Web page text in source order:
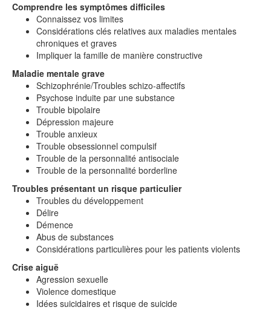
Comprendre les symptômes difficiles
Connaissez vos limites
Considérations clés relatives aux maladies mentales
chroniques et graves
Impliquer la famille de manière constructive
Maladie mentale grave
Schizophrénie/Troubles schizo-affectifs
Psychose induite par une substance
Trouble bipolaire
Dépression majeure
Trouble anxieux
Trouble obsessionnel compulsif
Trouble de la personnalité antisociale
Trouble de la personnalité borderline
Troubles présentant un risque particulier
Troubles du développement
Délire
Démence
Abus de substances
Considérations particulières pour les patients violents
Crise aiguë
Agression sexuelle
Violence domestique
Idées suicidaires et risque de suicide